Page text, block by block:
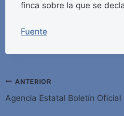
finca sobre la que se
Fuente
Navegación
de
ANTERIOR
Agencia Estatal Boletín Oficial